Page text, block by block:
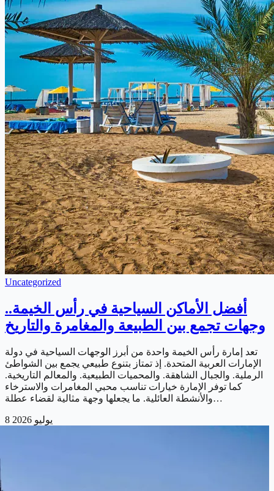
Uncategorized
أفضل الأماكن السياحية في رأس الخيمة..
وجهات تجمع بين الطبيعة والمغامرة والتاريخ
تعد إمارة رأس الخيمة واحدة من أبرز الوجهات السياحية في دولة
الإمارات العربية المتحدة. إذ تمتاز بتنوع طبيعي يجمع بين الشواطئ
الرملية. والجبال الشاهقة. والمحميات الطبيعية. والمعالم التاريخية.
كما توفر الإمارة خيارات تناسب محبي المغامرات والاسترخاء
والأنشطة العائلية. ما يجعلها وجهة مثالية لقضاء عطلة…
8 يوليو 2026